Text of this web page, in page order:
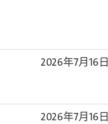
2026年7月16日
2026年7月16日